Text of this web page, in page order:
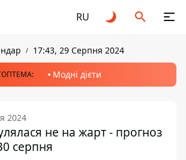
RU
17:43, 29 Серпня 2024
Модні дієти
2024
не на жарт - прогноз
серпня